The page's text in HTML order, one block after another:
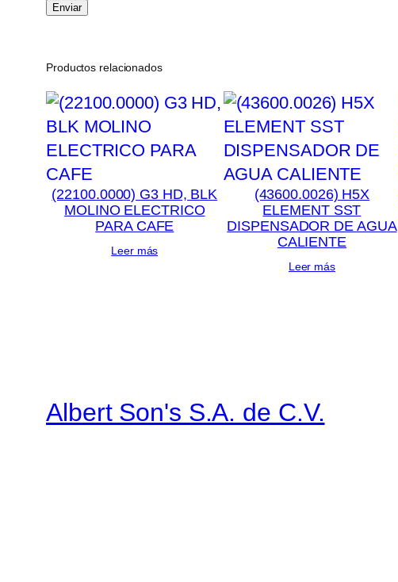
Productos relacionados
(22100.0000) G3 HD, BLK
MOLINO ELECTRICO
PARA CAFE
Leer más
(43600.0026) H5X
ELEMENT SST
DISPENSADOR DE AGUA
CALIENTE
Leer más
Albert Son's S.A. de C.V.